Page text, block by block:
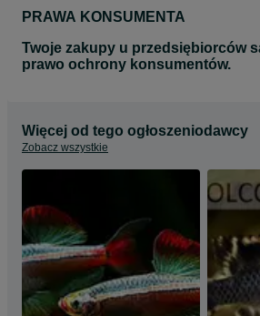
PRAWA KONSUMENTA
Twoje zakupy u przedsiębiorców
prawo ochrony konsumentów.
Więcej od tego ogłoszeniodawcy
Zobacz wszystkie